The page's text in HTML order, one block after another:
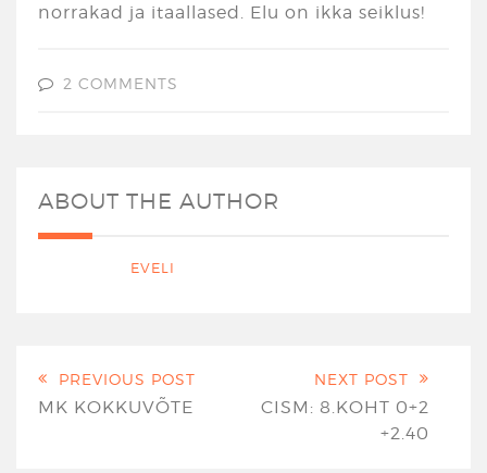
norrakad ja itaallased. Elu on ikka seiklus!
2 COMMENTS
ABOUT THE AUTHOR
EVELI
PREVIOUS POST
MK KOKKUVÕTE
NEXT POST
CISM: 8.KOHT 0+2
+2.40